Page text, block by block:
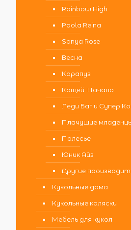
Rainbow High
Paola Reina
Sonya Rose
Весна
Карапуз
Кощей. Начало
Леди Баг и Супер
Плачущие
Полесье
Юник Айз
Другие
Кукольные дома
Кукольные коляски
Мебель для кукол